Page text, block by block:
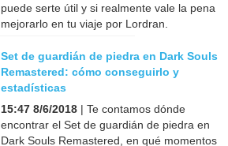
puede serte útil y si realmente vale la pena
mejorarlo en tu viaje por Lordran.
Set de guardián de piedra en Dark Souls
Remastered: cómo conseguirlo y
estadísticas
15:47 8/6/2018 | Te contamos dónde
encontrar el Set de guardián de piedra en
Dark Souls Remastered, en qué momentos